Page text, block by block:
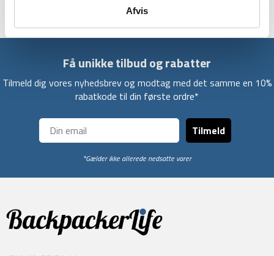
Afvis
Få unikke tilbud og rabatter
Tilmeld dig vores nyhedsbrev og modtag med det samme en 10%
rabatkode til din første ordre*
Tilmeld
*Gælder ikke allerede nedsatte varer